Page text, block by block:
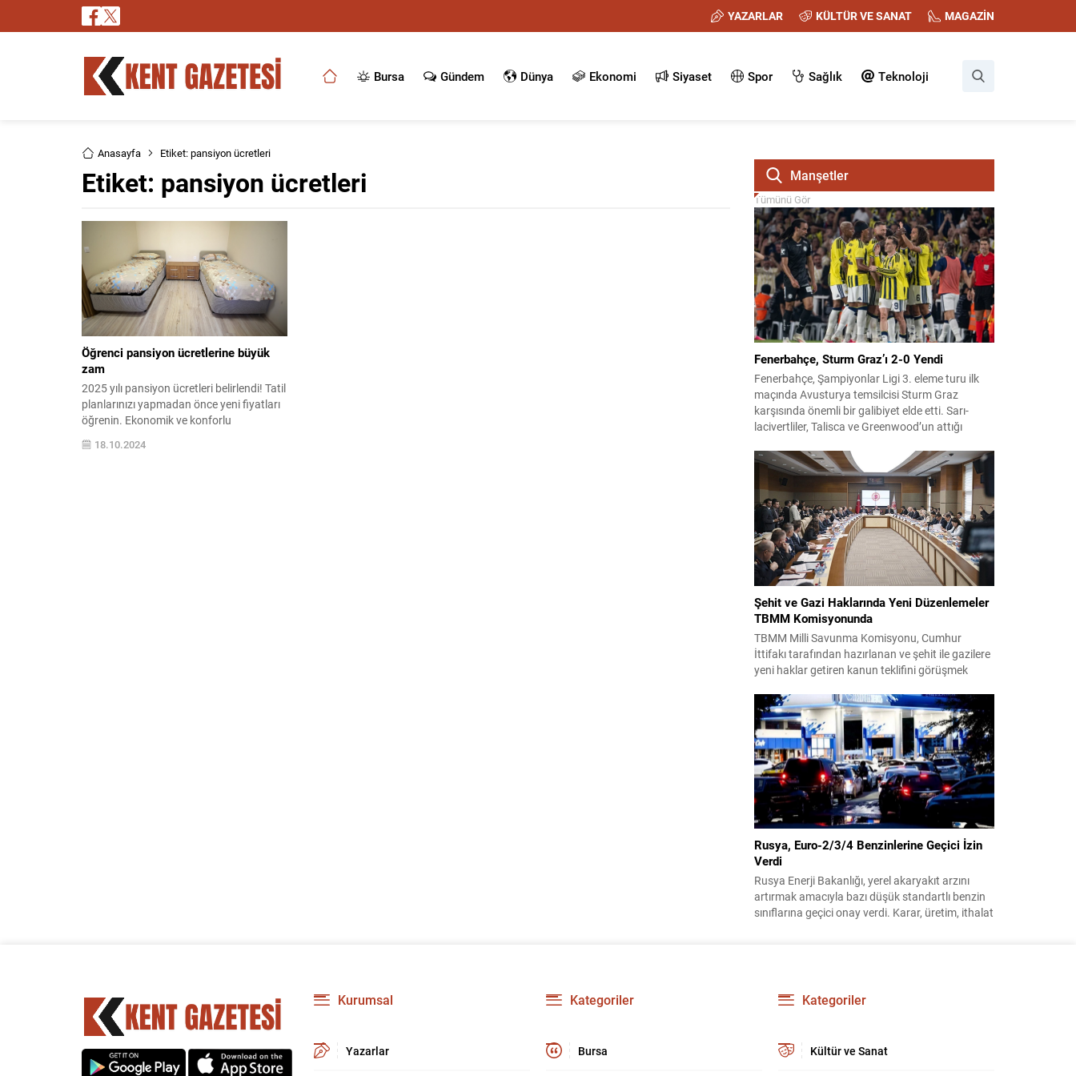
YAZARLAR KÜLTÜR VE SANAT MAGAZİN
Bursa Gündem Dünya Ekonomi Siyaset Spor Sağlık Teknoloji
Anasayfa Etiket: pansiyon ücretleri
Etiket: pansiyon ücretleri
Öğrenci pansiyon ücretlerine büyük
zam
2025 yılı pansiyon ücretleri belirlendi! Tatil
planlarınızı yapmadan önce yeni fiyatları
öğrenin. Ekonomik ve konforlu
konaklama seçenekleri hakkında detaylı
bilgiye ulaşın.
18.10.2024
Manşetler
Tümünü Gör
Fenerbahçe, Sturm Graz’ı 2-0 Yendi
Fenerbahçe, Şampiyonlar Ligi 3. eleme turu ilk
maçında Avusturya temsilcisi Sturm Graz
karşısında önemli bir galibiyet elde etti. Sarı-
lacivertliler, Talisca ve Greenwood’un attığı
öncesi avantaj sağladı. Karşılaşma sonrası
takım yönetimi mücadeleyi değerlendirdi ve
gelecek planlarına dair bilgi verdi. Futboldan
sorumlu yönetici Cihan Kamer,...
Şehit ve Gazi Haklarında Yeni Düzenlemeler
TBMM Komisyonunda
TBMM Milli Savunma Komisyonu, Cumhur
İttifakı tarafından hazırlanan ve şehit ile gazilere
yeni haklar getiren kanun teklifini görüşmek
komisyonda kabul edildi ve bir dizi düzenleme
benimsendi. Teklif kapsamında, vazife
malullerinden hayatını kaybedenlerin anne ve
babalarına bağlanacak aylık tutarının, net asgari
ücretin altında olmayacağı hükme bağlanıyor....
Rusya, Euro-2/3/4 Benzinlerine Geçici İzin
Verdi
Rusya Enerji Bakanlığı, yerel akaryakıt arzını
artırmak amacıyla bazı düşük standartlı benzin
sınıflarına geçici onay verdi. Karar, üretim, ithalat
kararın geçici olduğu ve uzun vadeli çevre
hedeflerinden sapma amaçlanmadığı...
Kurumsal
Yazarlar
Kategoriler
Bursa
Kategoriler
Kültür ve Sanat